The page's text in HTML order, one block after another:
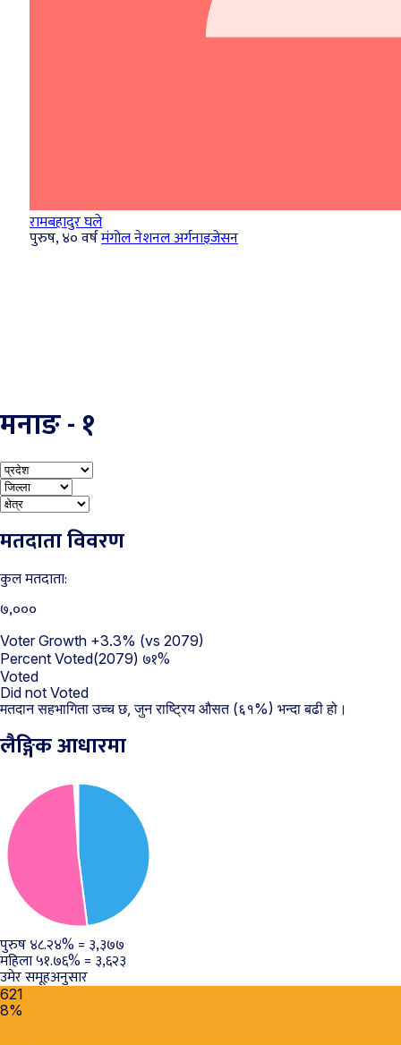
रामबहादुर घले
पुरुष, ४० वर्षमंगोल नेशनल अर्गनाइजेसन
मनाङ - १
मतदाता विवरण
कुल मतदाता:
७,०००
Voter Growth +3.3% (vs 2079)
Percent Voted(2079) ७१%
Voted
Did not Voted
मतदान सहभागिता उच्च छ, जुन राष्ट्रिय औसत (६१%) भन्दा बढी हो।
लैङ्गिक आधारमा
पुरुष४८.२४% = ३,३७७
महिला५१.७६% = ३,६२३
उमेर समूहअनुसार
621
8%